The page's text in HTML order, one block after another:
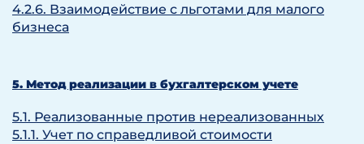
4.2.6. Взаимодействие с льготами для малого
бизнеса
5. Метод реализации в бухгалтерском учете
5.1. Реализованные против нереализованных
5.1.1. Учет по справедливой стоимости